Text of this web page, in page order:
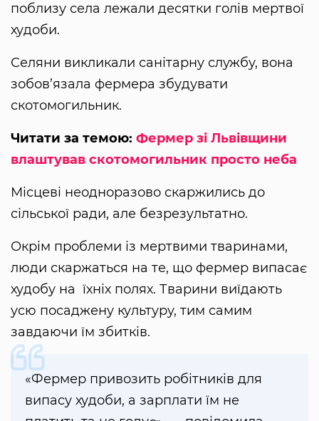
поблизу села лежали десятки голів мертвої
худоби.
Селяни викликали санітарну службу, вона
зобов’язала фермера збудувати
скотомогильник.
Читати за темою: Фермер зі Львівщини
влаштував скотомогильник просто неба
Місцеві неодноразово скаржились до
сільської ради, але безрезультатно.
Окрім проблеми із мертвими тваринами,
люди скаржаться на те, що фермер випасає
худобу на їхніх полях. Тварини виїдають
усю посаджену культуру, тим самим
завдаючи їм збитків.
«Фермер привозить робітників для
випасу худоби, а зарплати їм не